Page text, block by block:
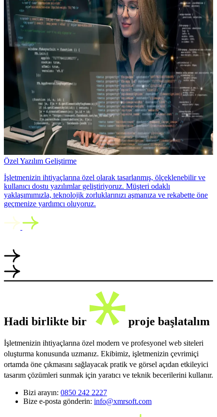
Özel Yazılım Geliştirme
İşletmenizin ihtiyaçlarına özel olarak tasarlanmış, ölçeklenebilir ve
kullanıcı dostu yazılımlar geliştiriyoruz. Müşteri odaklı
yaklaşımımızla, teknolojik zorluklarınızı aşmanıza ve rekabette öne
geçmenize yardımcı oluyoruz.
Hadi birlikte bir proje başlatalım
İşletmenizin ihtiyaçlarına özel modern ve profesyonel web siteleri
oluşturma konusunda uzmanız. Ekibimiz, işletmenizin çevrimiçi
ortamda öne çıkmasını sağlayacak pratik ve görsel açıdan etkileyici
tasarım çözümleri sunmak için yaratıcı ve teknik becerilerini kullanır.
Bizi arayın: 0850 242 2227
Bize e-posta gönderin: info@xmrsoft.com